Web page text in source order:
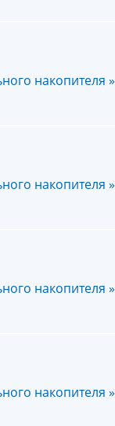
накопителя »
накопителя »
накопителя »
накопителя »